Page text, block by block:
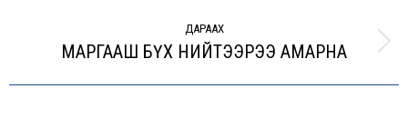
ДАРААХ
Next
МАРГААШ БҮХ НИЙТЭЭРЭЭ АМАРНА